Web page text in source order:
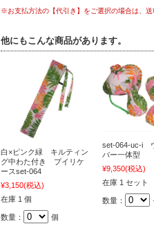
※お支払方法の【代引き】をご選択の場合は、
他にもこんな商品があります。
白×ピンク緑 キルティン
グ中わた付き プイリケ
ースset-064
¥3,150(税込)
在庫 1 個
数量： 個
set-064-uc-i
バー一体型
¥9,350(税込)
在庫 1 セット
数量：